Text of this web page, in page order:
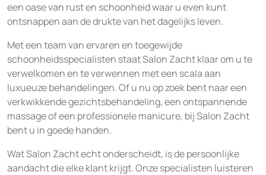
een oase van rust en schoonheid waar u even kunt
ontsnappen aan de drukte van het dagelijks leven.
Met een team van ervaren en toegewijde
schoonheidsspecialisten staat Salon Zacht klaar om u te
verwelkomen en te verwennen met een scala aan
luxueuze behandelingen. Of u nu op zoek bent naar een
verkwikkende gezichtsbehandeling, een ontspannende
massage of een professionele manicure, bij Salon Zacht
bent u in goede handen.
Wat Salon Zacht echt onderscheidt, is de persoonlijke
aandacht die elke klant krijgt. Onze specialisten luisteren